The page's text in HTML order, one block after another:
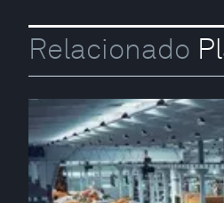
Relacionado